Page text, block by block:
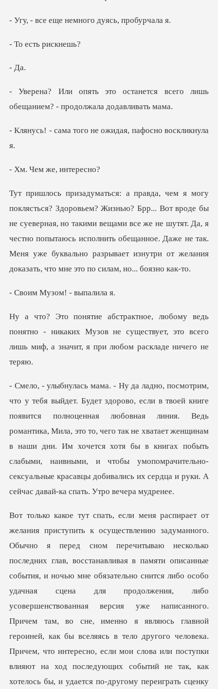
е немного дуясь
сть ри
нется всего лишь
обещанием? -
того не ожидая, па
м же, ин
е суеверная, но такими вещами все же не шутят. Да, я
честно попытаюсь исполнить обещанное. Даже не та
узом! - в
тно - никаких Музов не существует, это всего
лишь м
бовная линия. Ведь
романтика, Мила, это то, чего так не хватает женщинам
в наши дни. Им хочется хотя бы в книгах побыть
слабыми, н
ия, либо
усовершенствованная версия уже написанного.
Причем там, во сне, именно я являюсь главной
героиней, как бы вселяясь в тело другого человека.
Причем, что интересно, если мои слова или поступки
влияют на ход последующих событий не так, как
хотелось бы, и удается